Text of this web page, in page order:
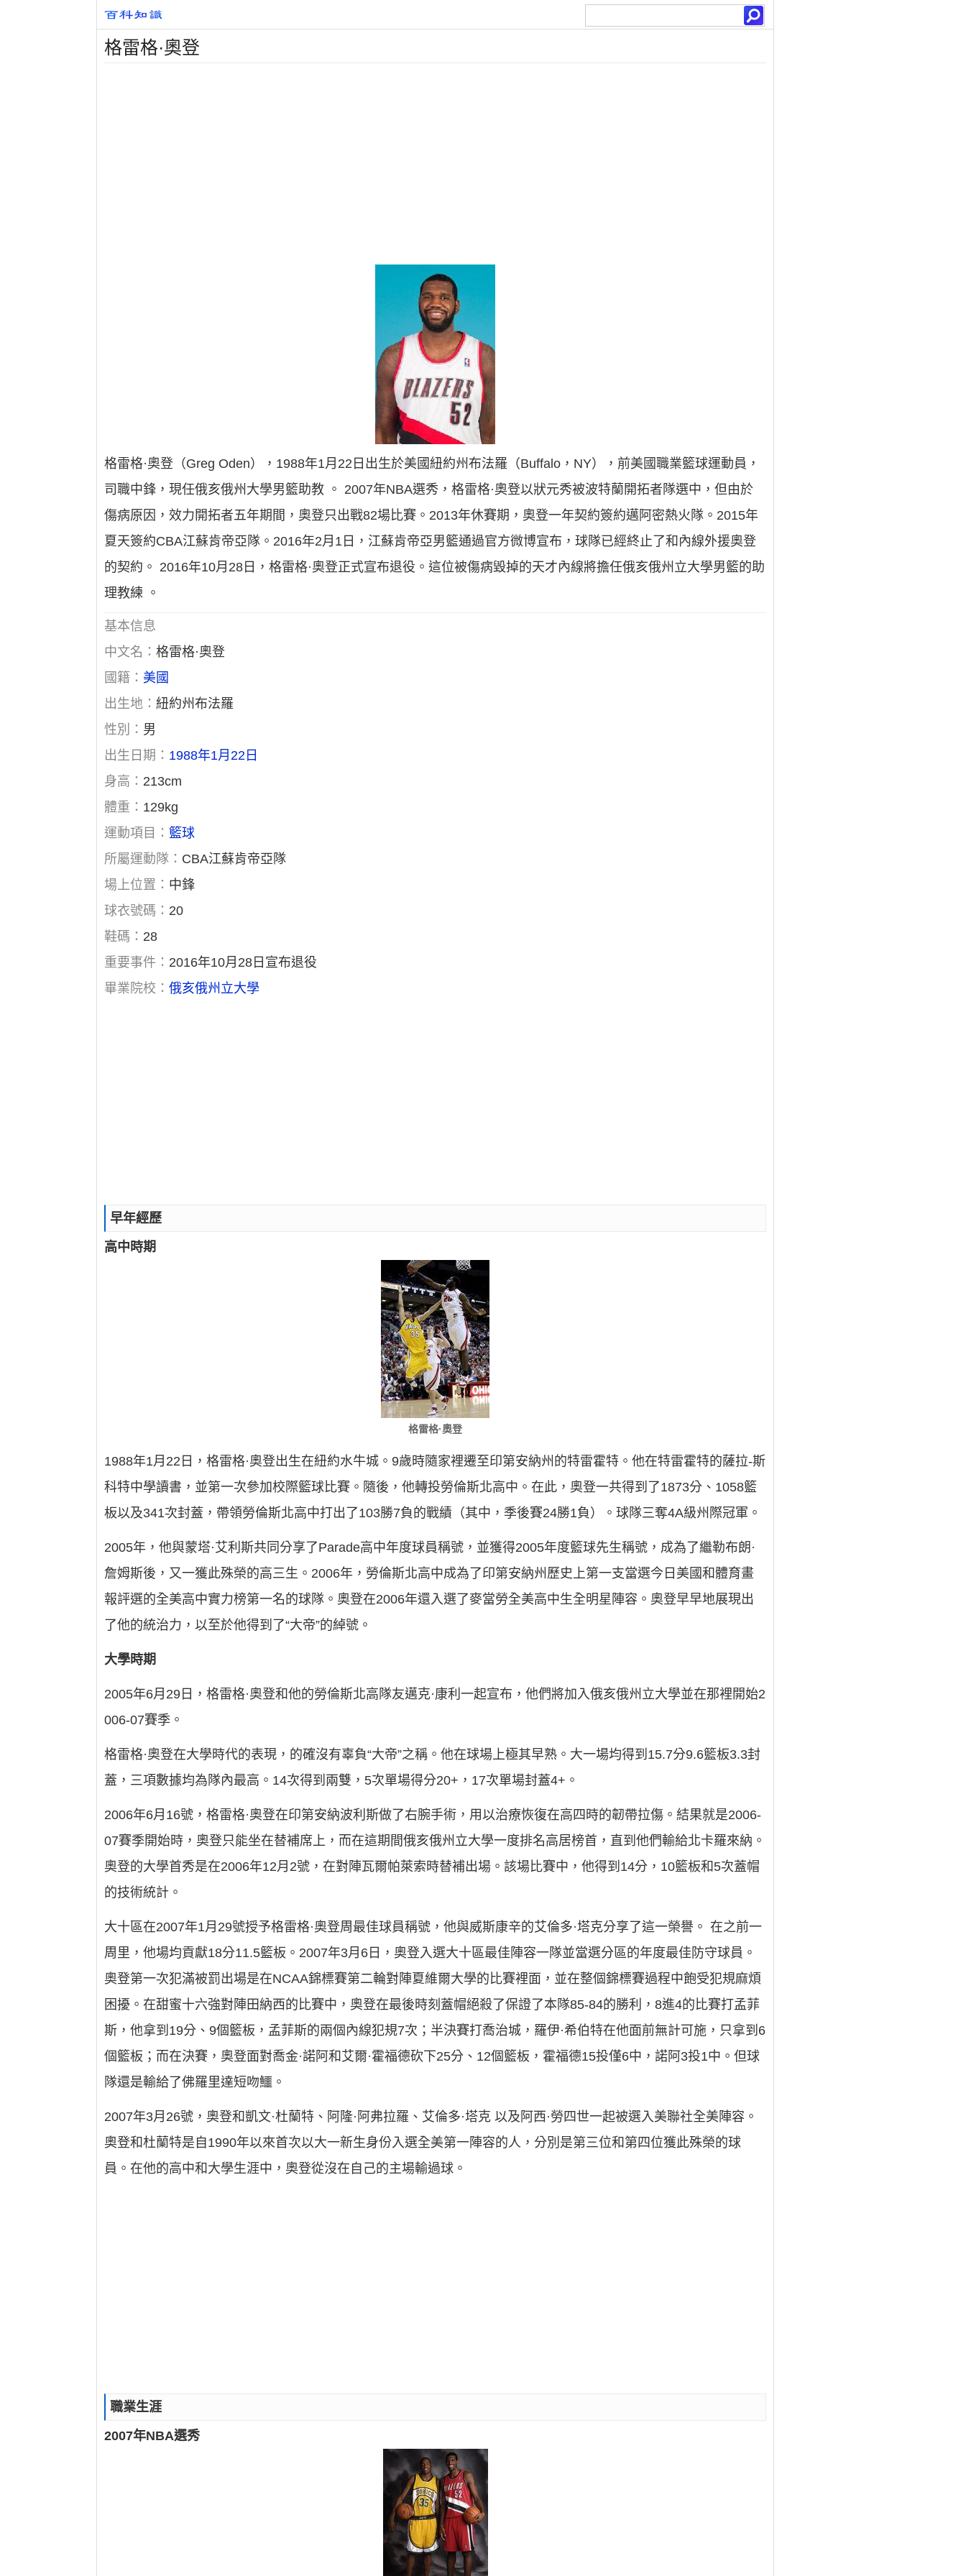
格雷格·奧登
格雷格·奧登（Greg Oden），1988年1月22日出生於美國紐約州布法羅（Buffalo，NY），前美國職業籃球運動員，
司職中鋒，現任俄亥俄州大學男籃助教 。 2007年NBA選秀，格雷格·奧登以狀元秀被波特蘭開拓者隊選中，但由於
傷病原因，效力開拓者五年期間，奧登只出戰82場比賽。2013年休賽期，奧登一年契約簽約邁阿密熱火隊。2015年
夏天簽約CBA江蘇肯帝亞隊。2016年2月1日，江蘇肯帝亞男籃通過官方微博宣布，球隊已經終止了和內線外援奧登
的契約。 2016年10月28日，格雷格·奧登正式宣布退役。這位被傷病毀掉的天才內線將擔任俄亥俄州立大學男籃的助
理教練 。
基本信息
中文名：格雷格·奧登
國籍： 美國
出生地：紐約州布法羅
性別： 男
出生日期： 1988年1月22日
身高： 213cm
體重： 129kg
運動項目： 籃球
所屬運動隊： CBA江蘇肯帝亞隊
場上位置： 中鋒
球衣號碼： 20
鞋碼： 28
重要事件： 2016年10月28日宣布退役
畢業院校：俄亥俄州立大學
早年經歷
高中時期
格雷格·奧登
1988年1月22日，格雷格·奧登出生在紐約水牛城。9歲時隨家裡遷至印第安納州的特雷霍特。他在特雷霍特的薩拉-斯
科特中學讀書，並第一次參加校際籃球比賽。隨後，他轉投勞倫斯北高中。在此，奧登一共得到了1873分、1058籃
板以及341次封蓋，帶領勞倫斯北高中打出了103勝7負的戰績（其中，季後賽24勝1負）。球隊三奪4A級州際冠軍。
2005年，他與蒙塔·艾利斯共同分享了Parade高中年度球員稱號，並獲得2005年度籃球先生稱號，成為了繼勒布朗·
詹姆斯後，又一獲此殊榮的高三生。2006年，勞倫斯北高中成為了印第安納州歷史上第一支當選今日美國和體育畫
報評選的全美高中實力榜第一名的球隊。奧登在2006年還入選了麥當勞全美高中生全明星陣容。奧登早早地展現出
了他的統治力，以至於他得到了“大帝”的綽號。
大學時期
2005年6月29日，格雷格·奧登和他的勞倫斯北高隊友邁克·康利一起宣布，他們將加入俄亥俄州立大學並在那裡開始2
006-07賽季。
格雷格·奧登在大學時代的表現，的確沒有辜負“大帝”之稱。他在球場上極其早熟。大一場均得到15.7分9.6籃板3.3封
蓋，三項數據均為隊內最高。14次得到兩雙，5次單場得分20+，17次單場封蓋4+。
2006年6月16號，格雷格·奧登在印第安納波利斯做了右腕手術，用以治療恢復在高四時的韌帶拉傷。結果就是2006-
07賽季開始時，奧登只能坐在替補席上，而在這期間俄亥俄州立大學一度排名高居榜首，直到他們輸給北卡羅來納。
奧登的大學首秀是在2006年12月2號，在對陣瓦爾帕萊索時替補出場。該場比賽中，他得到14分，10籃板和5次蓋帽
的技術統計。
大十區在2007年1月29號授予格雷格·奧登周最佳球員稱號，他與威斯康辛的艾倫多·塔克分享了這一榮譽。 在之前一
周里，他場均貢獻18分11.5籃板。2007年3月6日，奧登入選大十區最佳陣容一隊並當選分區的年度最佳防守球員。
奧登第一次犯滿被罰出場是在NCAA錦標賽第二輪對陣夏維爾大學的比賽裡面，並在整個錦標賽過程中飽受犯規麻煩
困擾。在甜蜜十六強對陣田納西的比賽中，奧登在最後時刻蓋帽絕殺了保證了本隊85-84的勝利，8進4的比賽打孟菲
斯，他拿到19分、9個籃板，孟菲斯的兩個內線犯規7次；半決賽打喬治城，羅伊·希伯特在他面前無計可施，只拿到6
個籃板；而在決賽，奧登面對喬金·諾阿和艾爾·霍福德砍下25分、12個籃板，霍福德15投僅6中，諾阿3投1中。但球
隊還是輸給了佛羅里達短吻鱷。
2007年3月26號，奧登和凱文·杜蘭特、阿隆·阿弗拉羅、艾倫多·塔克 以及阿西·勞四世一起被選入美聯社全美陣容。
奧登和杜蘭特是自1990年以來首次以大一新生身份入選全美第一陣容的人，分別是第三位和第四位獲此殊榮的球
員。在他的高中和大學生涯中，奧登從沒在自己的主場輸過球。
職業生涯
2007年NBA選秀